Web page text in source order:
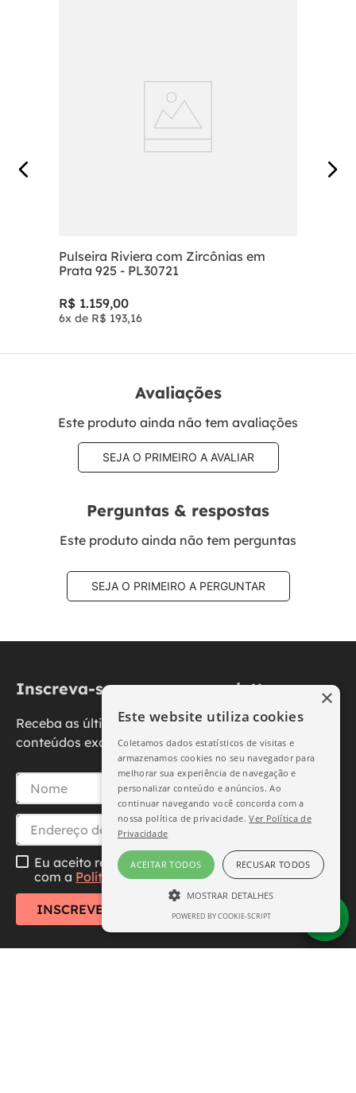
Pulseira Riviera com Zircônias em
Prata 925 - PL30721
R$ 1.159,00
6x de R$ 193,16
Avaliações
Este produto ainda não tem avaliações
SEJA O PRIMEIRO A AVALIAR
Perguntas & respostas
Este produto ainda não tem perguntas
SEJA O PRIMEIRO A PERGUNTAR
Inscreva-se na nossa newsletter
Receba as últimas novidades, promoções e
conteúdos exclusivos diretamente no seu e-mail.
Eu aceito receber essa newsletter, li e concordo
com a Política de Privacidade
INSCREVER-SE
Este website utiliza cookies
Coletamos dados estatísticos de visitas e
armazenamos cookies no seu navegador para
melhorar sua experiência de navegação e
personalizar conteúdo e anúncios. Ao
continuar navegando você concorda com a
nossa política de privacidade.Ver Política de
Privacidade
ACEITAR TODOS RECUSAR TODOS
MOSTRAR DETALHES
ESTRITAMENTE NECESSÁRIO
POWERED BY COOKIE-SCRIPT
×